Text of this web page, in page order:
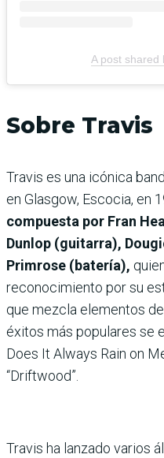
A post shared
Sobre Travis
Travis es una icónica
en Glasgow, Escocia, en
compuesta por Fran
Dunlop (guitarra),
Primrose (batería),
reconocimiento por su
que mezcla elementos
éxitos más populares se
Does It Always Rain on
“Driftwood”.
Travis ha lanzado varios